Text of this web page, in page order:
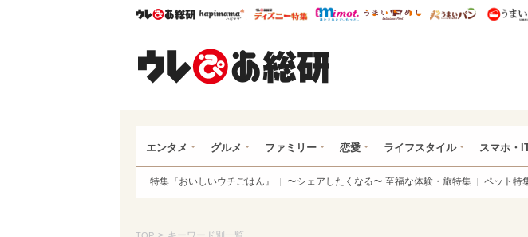
ウレぴあ総研ハピママ* ウレぴあ総研 ディズニー特集
mimot. うまいめし うまい
エンタメ グルメ ファミリー 恋愛 ライフスタイル スマホ・
特集『おいしいウチごはん』 〜シェアしたくなる〜 至福な体験・旅特集 ペット特